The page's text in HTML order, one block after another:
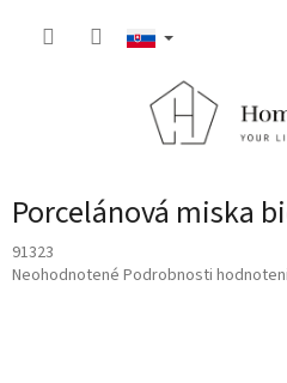
Porcelánová miska
91323
Priemerné
Neohodnotené Podrobnosti